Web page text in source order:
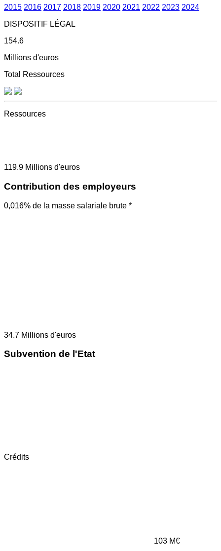
2015 2016 2017 2018 2019 2020 2021 2022 2023 2024
DISPOSITIF LÉGAL
154.6
Millions d'euros
Total Ressources
Ressources
119.9 Millions d'euros
Contribution des employeurs
0,016% de la masse salariale brute *
34.7 Millions d'euros
Subvention de l'Etat
Crédits
103 M€